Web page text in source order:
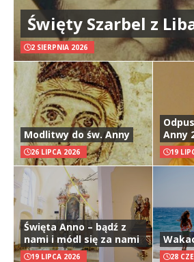
Święty Szarbel z
2 SIERPNIA 2026
Modlitwy do św. Anny
26 LIPCA 2026
Anny
19
Święta Anno – bądź z
nami i módl się za nami
19 LIPCA 2026 28